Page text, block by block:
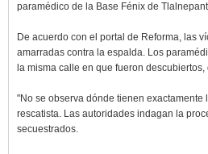
paramédico de la Base Fénix de
De acuerdo con el portal de Reforma, las
amarradas contra la espalda. Los
la misma calle en que fueron
"No se observa dónde tienen exactamente
rescatista. Las autoridades indagan la
secuestrados.